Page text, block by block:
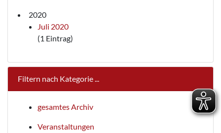
2020
Juli 2020
(1 Eintrag)
Filtern nach Kategorie ...
gesamtes Archiv
Veranstaltungen